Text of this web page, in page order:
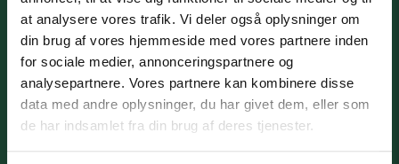
at analysere vores trafik. Vi deler også oplysninger om
din brug af vores hjemmeside med vores partnere inden
for sociale medier, annonceringspartnere og
analysepartnere. Vores partnere kan kombinere disse
data med andre oplysninger, du har givet dem, eller som
de har indsamlet fra din brug af deres tjenester.
studiekort.
Selvom Von Quar indtil videre kun har udsendt to officielle
singler i form af sangen “Forår” og ”Alt Hvad Jeg Vil”, er de
allerede godt på vej til at blive et af Danmarks mest omtalte
liveorkestre. Her er nemlig tale om et band med en helt